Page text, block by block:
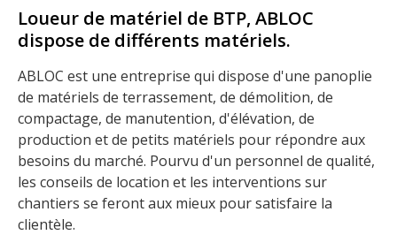
Loueur de matériel de BTP, ABLOC
dispose de différents matériels.
ABLOC est une entreprise qui dispose d'une panoplie
de matériels de terrassement, de démolition, de
compactage, de manutention, d'élévation, de
production et de petits matériels pour répondre aux
besoins du marché. Pourvu d'un personnel de qualité,
les conseils de location et les interventions sur
chantiers se feront aux mieux pour satisfaire la
clientèle.